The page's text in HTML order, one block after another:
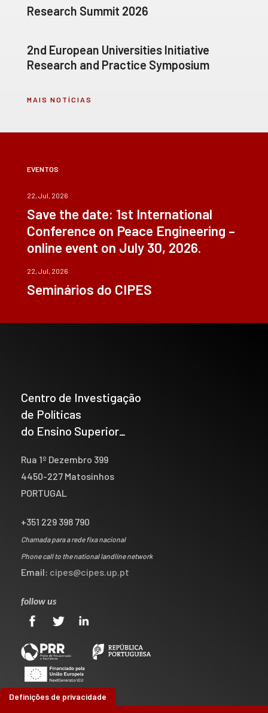
Research Summit 2026
2nd European Universities Initiative
Research and Practice Symposium
MAIS NOTÍCIAS
EVENTOS
22, Jul, 2026
Save the date: 1st International
Conference on Peace Engineering –
online event on July 30, 2026.
22, Jul, 2026
Seminários do CIPES
Centro de Investigação
de Políticas
do Ensino Superior_
Rua 1º Dezembro 399
4450-227 Matosinhos
PORTUGAL
+351 229 398 790
Chamada para a rede fixa nacional
Phone call to the national landline network
Email: cipes@cipes.up.pt
follow us
Definições de privacidade